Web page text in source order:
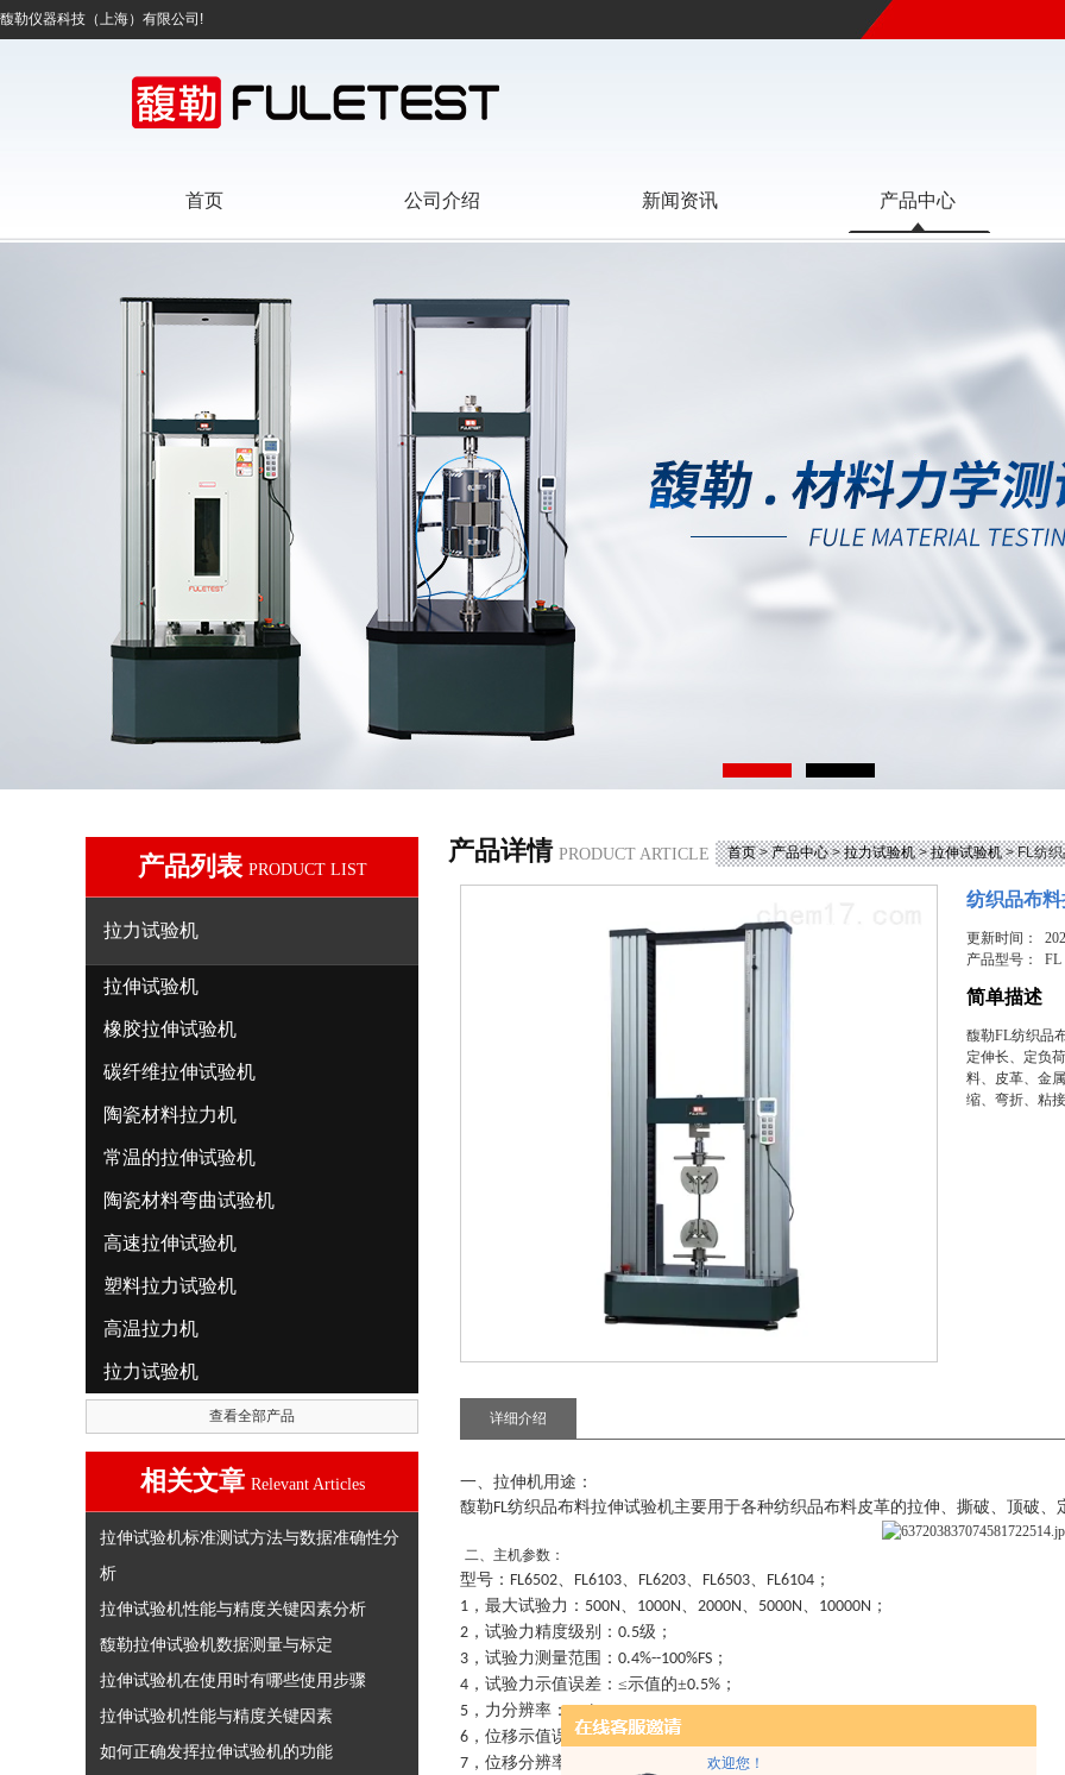
欢迎您！
馥勒仪器科技（上海）有限公司!
首页 公司介绍 新闻资讯 产品中心
产品列表 PRODUCT LIST
拉力试验机
拉伸试验机
橡胶拉伸试验机
碳纤维拉伸试验机
陶瓷材料拉力机
常温的拉伸试验机
陶瓷材料弯曲试验机
高速拉伸试验机
塑料拉力试验机
高温拉力机
拉力试验机
查看全部产品
相关文章 Relevant Articles
拉伸试验机标准测试方法与数据准确性分
析
拉伸试验机性能与精度关键因素分析
馥勒拉伸试验机数据测量与标定
拉伸试验机在使用时有哪些使用步骤
拉伸试验机性能与精度关键因素
如何正确发挥拉伸试验机的功能
产品详情 PRODUCT ARTICLE 首页>产品中心>拉力试验机>拉伸试验机> FL纺织
纺织品布
更新时间：
产品型号：FL
简单描述
馥勒FL纺织品
定伸长、定负
料、皮革、金
缩、弯折、粘
详细介绍
一、拉伸机用途：
馥勒FL纺织品布料拉伸试验机主要用于各种纺织品布料皮革的拉伸、撕破、顶破
二、 主机参数：
型号： FL6502、 FL6103、 FL6203、 FL6503、 FL6104 ；
1 ，最大试验力： 500N、 1000N、 2000N、 5000N、 10000N ；
2 ，试验力精度级别： 0.5级；
3 ，试验力测量范围： 0.4%--100%FS ；
4 ，试验力示值误差： ≤示值的±0.5% ；
5 ，力分辨率：≥
；
6 ，位移示值误差：≤示值的±1%
7 ，位移分辨率：